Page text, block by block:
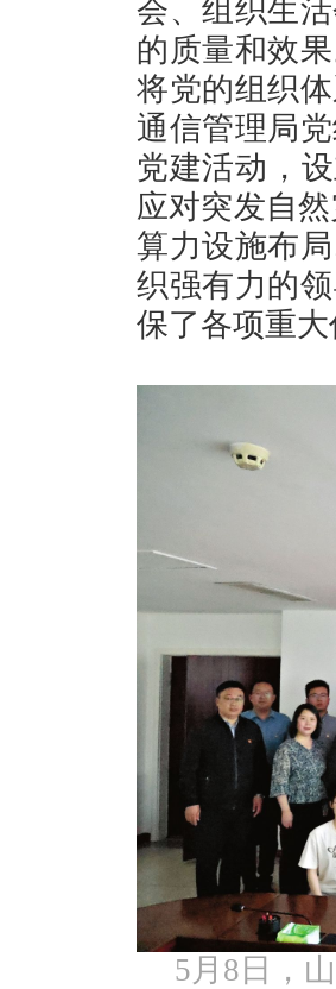
会、组织生
的质量和效
将党的组织
通信管理局
党建活动，
应对突发自
算力设施布
织强有力的
保了各项重
5月8日，